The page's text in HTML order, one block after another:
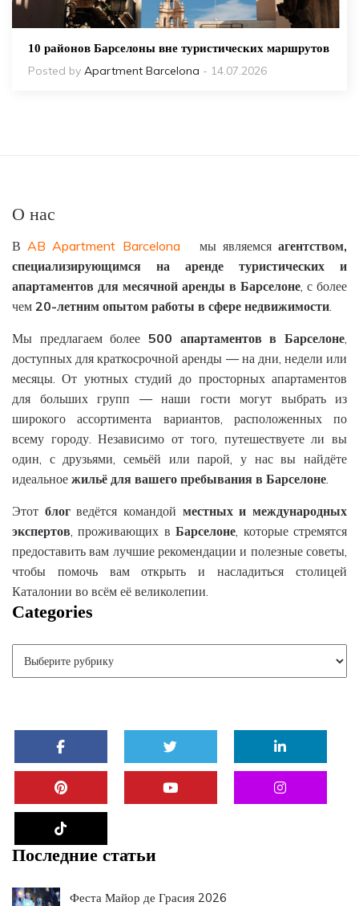
10 районов Барселоны вне туристических маршрутов
Posted by Apartment Barcelona - 14.07.2026
О нас
ВAB Apartment Barcelona мы являемсяагентством,
специализирующимся
на аренде туристических
и
апартаментов для месячной аренды в Барселоне, с более
чем 20-летним опытом работы в сфере недвижимости.
Мы предлагаем более 500 апартаментов в Барселоне,
доступных для краткосрочной аренды — на дни, недели или
месяцы. От уютных студий до просторных апартаментов
для больших групп — наши гости могут выбрать из
широкого ассортимента вариантов, расположенных по
всему городу. Независимо от того, путешествуете ли вы
один, с друзьями, семьёй или парой, у нас вы найдёте
идеальное жильё для вашего пребывания в Барселоне.
Этот блогведётся командой местных и международных
экспертов, проживающих вБарселоне, которые стремятся
предоставить вам лучшие рекомендации и полезные советы,
чтобы помочь вам открыть и насладиться столицей
Каталонии во всём её великолепии.
Categories
Последние статьи
Феста Майор де Грасия 2026